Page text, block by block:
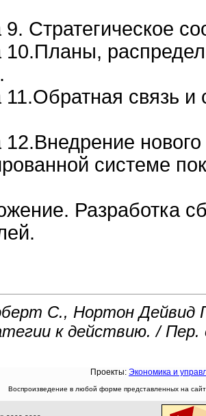
Стратегическое
связь и
нового
системе
Разработка
С., Нортон Дейвид
к действию. /
Проекты: Экономика и
Воспроизведение в любой форме представленных на